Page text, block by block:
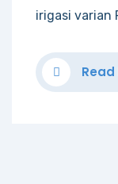
irigasi varian
Read